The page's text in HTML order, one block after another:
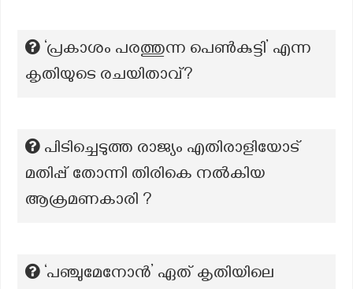
‘പ്രകാശം പരത്തുന്ന പെൺകുട്ടി’ എന്ന
കൃതിയുടെ രചയിതാവ്?
പിടിച്ചെടുത്ത രാജ്യം എതിരാളിയോട്
മതിപ്പ് തോന്നി തിരികെ നൽകിയ
ആക്രമണകാരി ?
‘പഞ്ചുമേനോൻ’ ഏത് കൃതിയിലെ